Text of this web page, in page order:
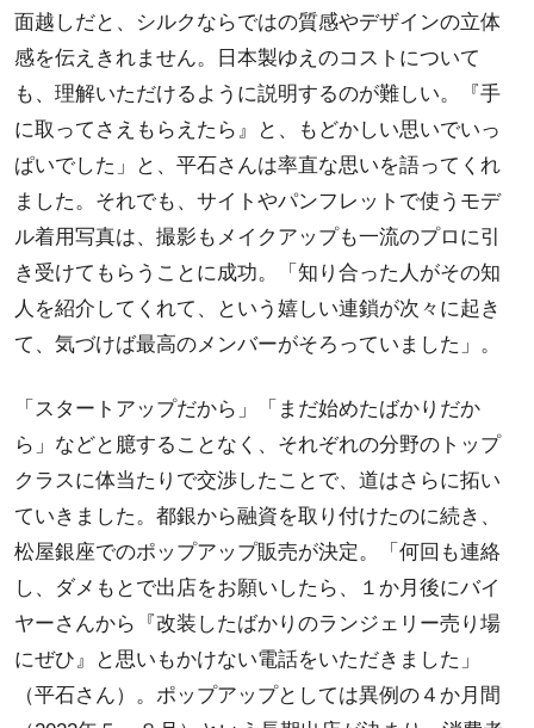
面越しだと、シルクならではの質感やデザインの立体
感を伝えきれません。日本製ゆえのコストについて
も、理解いただけるように説明するのが難しい。『手
に取ってさえもらえたら』と、もどかしい思いでいっ
ぱいでした」と、平石さんは率直な思いを語ってくれ
ました。それでも、サイトやパンフレットで使うモデ
ル着用写真は、撮影もメイクアップも一流のプロに引
き受けてもらうことに成功。「知り合った人がその知
人を紹介してくれて、という嬉しい連鎖が次々に起き
て、気づけば最高のメンバーがそろっていました」。
「スタートアップだから」「まだ始めたばかりだか
ら」などと臆することなく、それぞれの分野のトップ
クラスに体当たりで交渉したことで、道はさらに拓い
ていきました。都銀から融資を取り付けたのに続き、
松屋銀座でのポップアップ販売が決定。「何回も連絡
し、ダメもとで出店をお願いしたら、１か月後にバイ
ヤーさんから『改装したばかりのランジェリー売り場
にぜひ』と思いもかけない電話をいただきました」
（平石さん）。ポップアップとしては異例の４か月間